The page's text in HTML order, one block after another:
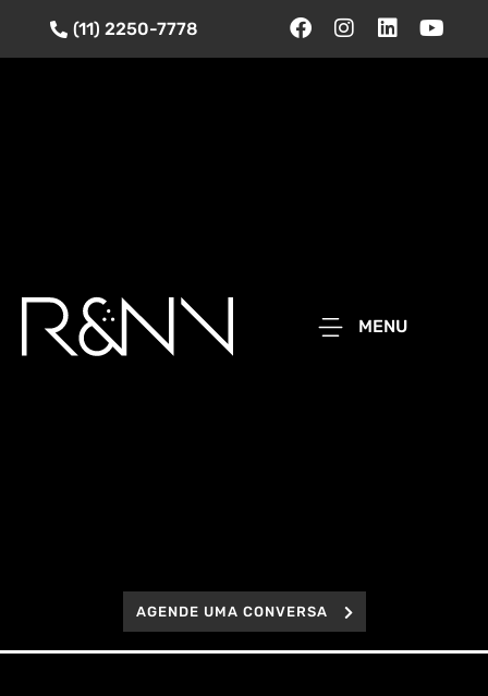
(11) 2250-7778
MENU
AGENDE UMA CONVERSA